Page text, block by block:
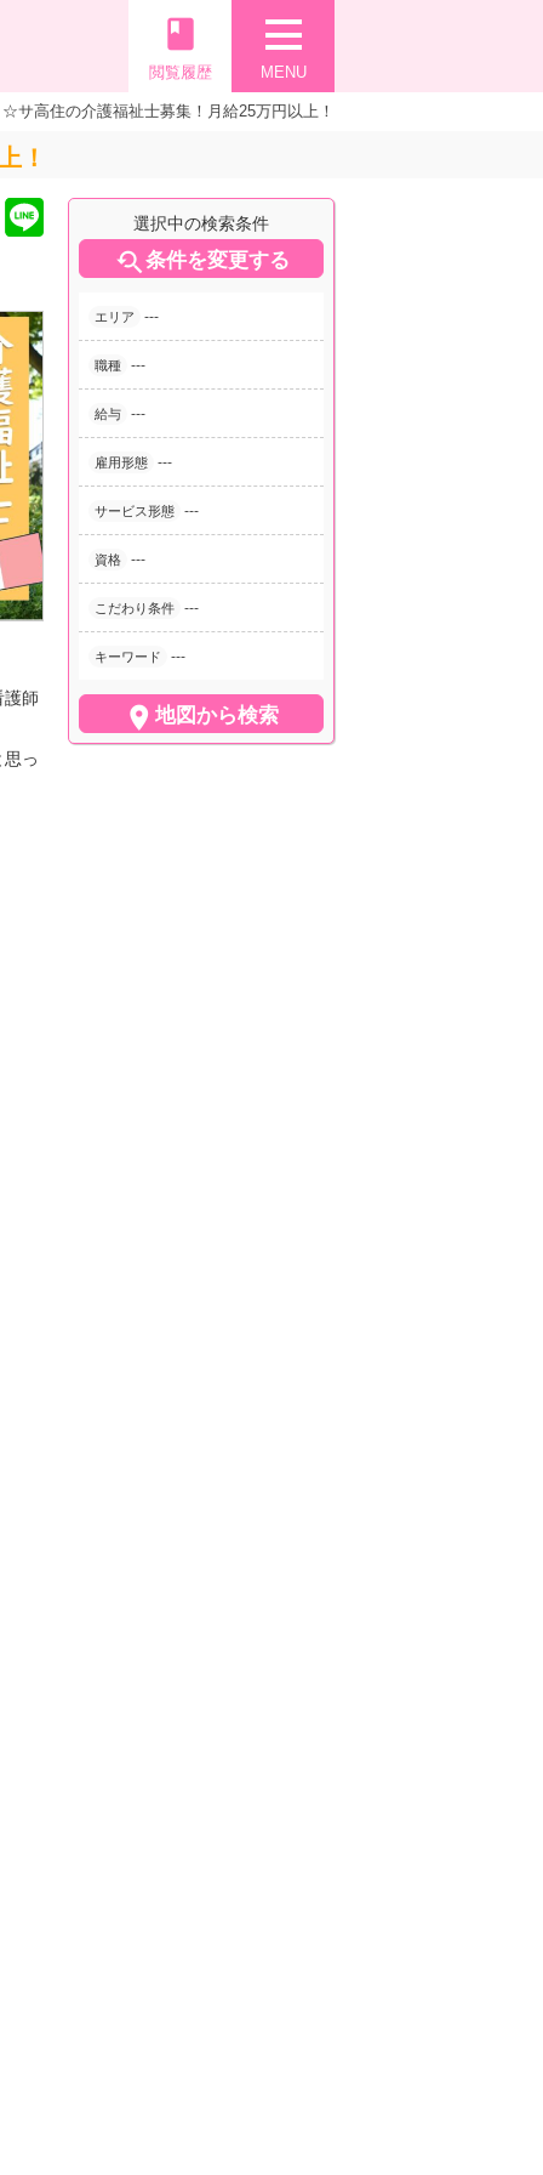
MENU
book
閲覧履歴
サ高住の介護福祉士募集！月給25万円以上！
！
選択中の検索条件
条件を変更する
エリア ---
職種 ---
給与 ---
雇用形態 ---
サービス形態 ---
資格 ---
こだわり条件 ---
キーワード ---
 地図から検索
護師
っ